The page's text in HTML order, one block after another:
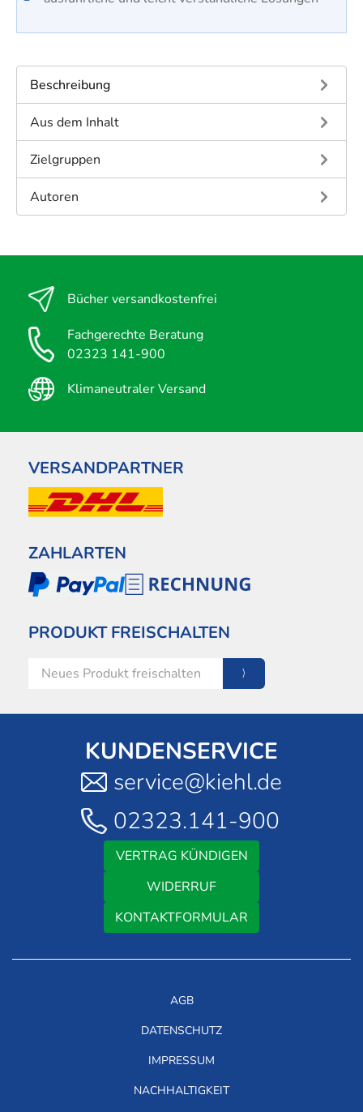
Beschreibung
Aus dem Inhalt
Zielgruppen
Autoren
Bücher versandkostenfrei
Fachgerechte Beratung
02323 141-900
Klimaneutraler Versand
VERSANDPARTNER
ZAHLARTEN
PRODUKT FREISCHALTEN
KUNDENSERVICE
service@kiehl.de
02323.141-900
VERTRAG KÜNDIGEN
WIDERRUF
KONTAKTFORMULAR
AGB
DATENSCHUTZ
IMPRESSUM
NACHHALTIGKEIT